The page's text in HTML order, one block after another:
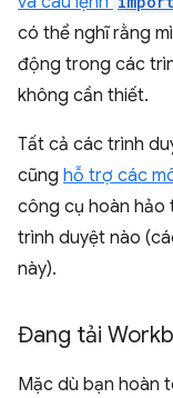
có thể nghĩ rằng
động trong các
không cần thiết.
Tất cả các trình
cũng hỗ trợ các
công cụ hoàn hảo
trình duyệt nào
này).
Đang tải
Mặc dù bạn hoàn